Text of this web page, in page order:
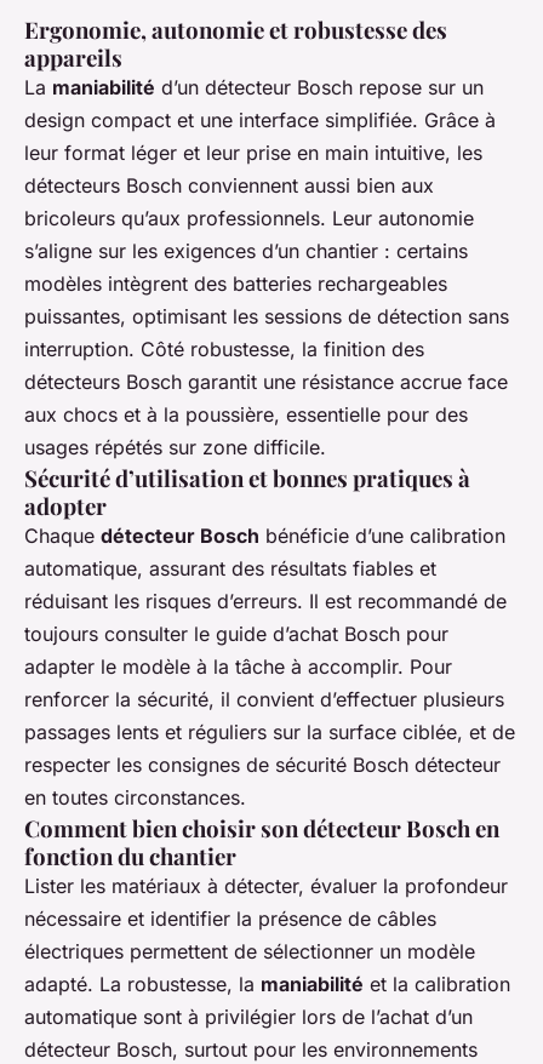
Ergonomie, autonomie et robustesse des
appareils
La maniabilité d’un détecteur Bosch repose sur un
design compact et une interface simplifiée. Grâce à
leur format léger et leur prise en main intuitive, les
détecteurs Bosch conviennent aussi bien aux
bricoleurs qu’aux professionnels. Leur autonomie
s’aligne sur les exigences d’un chantier : certains
modèles intègrent des batteries rechargeables
puissantes, optimisant les sessions de détection sans
interruption. Côté robustesse, la finition des
détecteurs Bosch garantit une résistance accrue face
aux chocs et à la poussière, essentielle pour des
usages répétés sur zone difficile.
Sécurité d’utilisation et bonnes pratiques à
adopter
Chaque détecteur Bosch bénéficie d’une calibration
automatique, assurant des résultats fiables et
réduisant les risques d’erreurs. Il est recommandé de
toujours consulter le guide d’achat Bosch pour
adapter le modèle à la tâche à accomplir. Pour
renforcer la sécurité, il convient d’effectuer plusieurs
passages lents et réguliers sur la surface ciblée, et de
respecter les consignes de sécurité Bosch détecteur
en toutes circonstances.
Comment bien choisir son détecteur Bosch en
fonction du chantier
Lister les matériaux à détecter, évaluer la profondeur
nécessaire et identifier la présence de câbles
électriques permettent de sélectionner un modèle
adapté. La robustesse, la maniabilité et la calibration
automatique sont à privilégier lors de l’achat d’un
détecteur Bosch, surtout pour les environnements